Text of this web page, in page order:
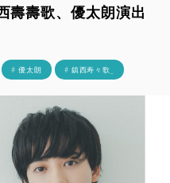
壽壽歌、優太朗演出
# 優太朗 # 鎮西寿々歌_